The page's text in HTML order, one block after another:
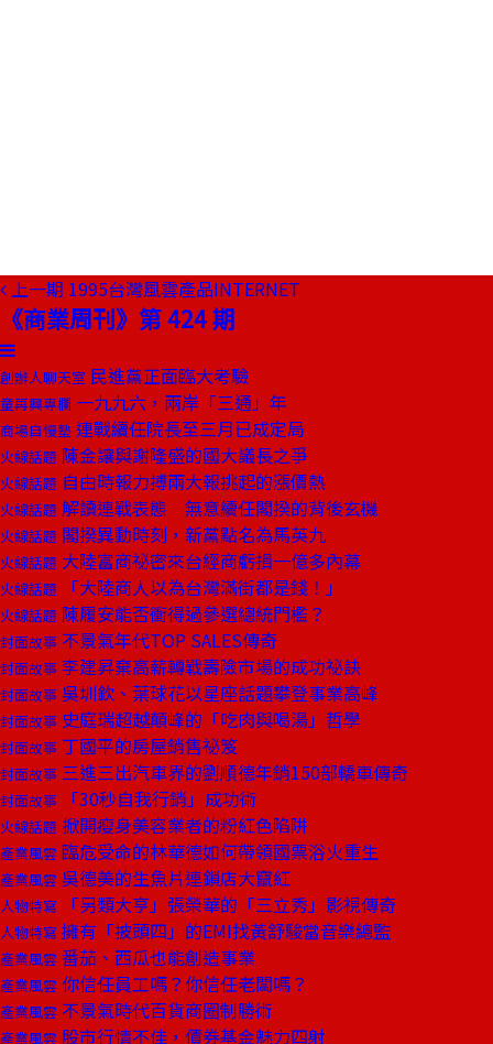
上一期 1995台灣風雲產品INTERNET
《商業周刊》第 424 期
創辦人聊天室 民進黨正面臨大考驗
童再興專欄 一九九六，兩岸「三通」年
商場自慢塾 連戰續任院長至三月已成定局
火線話題 陳金讓與謝隆盛的國大議長之爭
火線話題 自由時報力搏兩大報挑起的漲價熱
火線話題 解讀連戰表態 無意續任閣揆的背後玄機
火線話題 閣揆異動時刻，新黨點名為馬英九
火線話題 大陸富商祕密來台經商虧損一億多內幕
火線話題 「大陸商人以為台灣滿街都是錢！」
火線話題 陳履安能否衝得過參選總統門檻？
封面故事 不景氣年代TOP SALES傳奇
封面故事 李建昇棄高薪轉戰壽險市場的成功祕訣
封面故事 吳圳欽、葉球花以星座話題攀登事業高峰
封面故事 史庭瑞超越顛峰的「吃肉與喝湯」哲學
封面故事 丁國平的房屋銷售祕笈
封面故事 三進三出汽車界的劉順德年銷150部轎車傳奇
封面故事 「30秒自我行銷」成功術
火線話題 掀開瘦身美容業者的粉紅色陷阱
產業風雲 臨危受命的林華德如何帶領國票浴火重生
產業風雲 吳德美的生魚片連鎖店大竄紅
人物特寫 「另類大亨」張榮華的「三立秀」影視傳奇
人物特寫 擁有「披頭四」的EMI找黃舒駿當音樂總監
產業風雲 番茄、西瓜也能創造事業
產業風雲 你信任員工嗎？你信任老闆嗎？
產業風雲 不景氣時代百貨商圈制勝術
產業風雲 股市行情不佳，債券基金魅力四射